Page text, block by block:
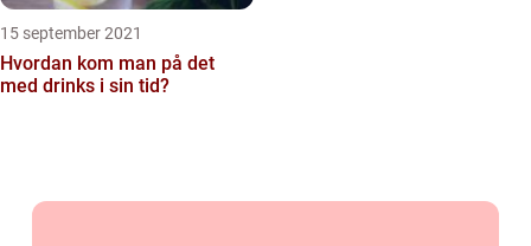
15 september 2021
Hvordan kom man på det
med drinks i sin tid?